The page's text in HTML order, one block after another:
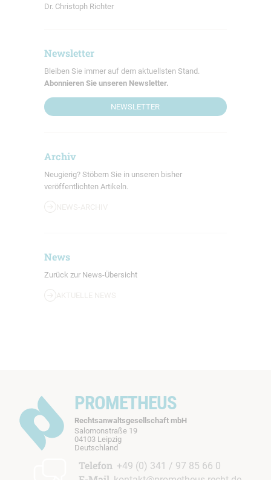
Dr. Christoph Richter
Newsletter
Bleiben Sie immer auf dem aktuellsten Stand.
Abonnieren Sie unseren Newsletter.
NEWSLETTER
Archiv
Neugierig? Stöbern Sie in unseren bisher
veröffentlichten Artikeln.
NEWS-ARCHIV
News
Zurück zur News-Übersicht
AKTUELLE NEWS
PROMETHEUS
Rechtsanwaltsgesellschaft mbH
Salomonstraße 19
04103 Leipzig
Deutschland
b
Telefon +49 (0) 341 / 97 85 66 0